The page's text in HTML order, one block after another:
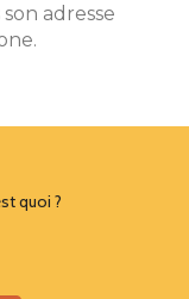
adresse
quoi ?